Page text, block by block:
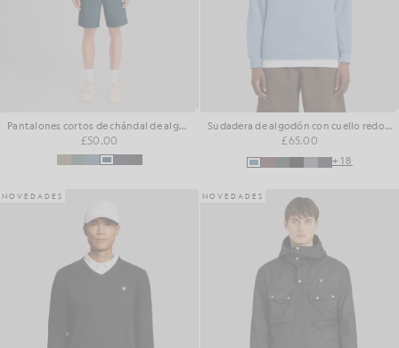
Pantalones cortos de chándal de algodón para el día a día
£50.00
Sudadera de algodón con cuello redondo
£65.00
+18
NOVEDADES NOVEDADES